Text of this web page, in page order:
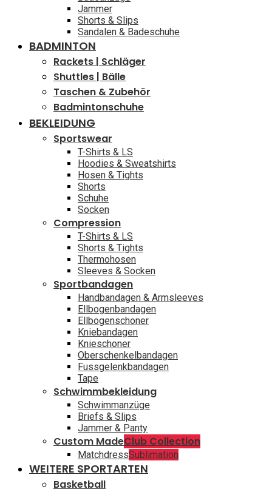
Jammer
Shorts & Slips
Sandalen & Badeschuhe
BADMINTON
Rackets | Schläger
Shuttles | Bälle
Taschen & Zubehör
Badmintonschuhe
BEKLEIDUNG
Sportswear
T-Shirts & LS
Hoodies & Sweatshirts
Hosen & Tights
Shorts
Schuhe
Socken
Compression
T-Shirts & LS
Shorts & Tights
Thermohosen
Sleeves & Socken
Sportbandagen
Handbandagen & Armsleeves
Ellbogenbandagen
Ellbogenschoner
Kniebandagen
Knieschoner
Oberschenkelbandagen
Fussgelenkbandagen
Tape
Schwimmbekleidung
Schwimmanzüge
Briefs & Slips
Jammer & Panty
Custom MadeClub Collection
MatchdressSublimation
WEITERE SPORTARTEN
Basketball